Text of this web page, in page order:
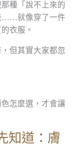
種「說不上來的
……就像穿了一件
衣服。
但其實大家都忽
怎麼選，才會讓
知道：膚